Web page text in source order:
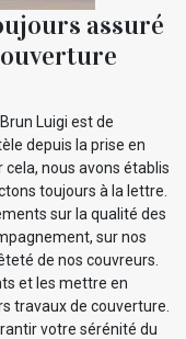
assuré
Luigi est de
depuis la prise en
cela, nous avons établis
toujours à la lettre.
sur la qualité des
sur nos
de nos couvreurs.
et les mettre en
travaux de couverture.
votre sérénité du